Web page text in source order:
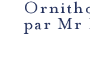
par Mr